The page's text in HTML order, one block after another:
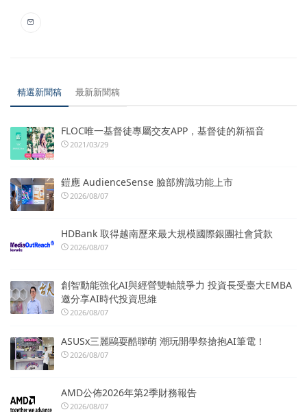
精選新聞稿 最新新聞稿
FLOC唯一基督徒專屬交友APP，基督徒的新福音
2021/03/29
鎧應 AudienceSense 臉部辨識功能上市
2026/08/07
HDBank 取得越南歷來最大規模國際銀團社會貸款
2026/08/07
創智動能強化AI與經營雙軸競爭力 投資長受臺大EMBA
邀分享AI時代投資思維
2026/08/07
ASUSx三麗鷗耍酷聯萌 潮玩開學祭搶抱AI筆電！
2026/08/07
AMD公佈2026年第2季財務報告
2026/08/07